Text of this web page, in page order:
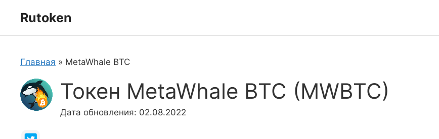
Rutoken
Главная » MetaWhale BTC
Токен MetaWhale BTC (MWBTC)
Дата обновления: 02.08.2022